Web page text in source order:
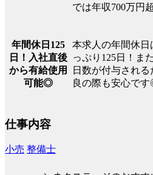
では年収700万円
年間休日125
日！入社直後
から有給使用
可能◎
本求人の年間休日
っぷり125日！ま
日数が付与され
良の際も安心で
仕事内容
小売 整備士